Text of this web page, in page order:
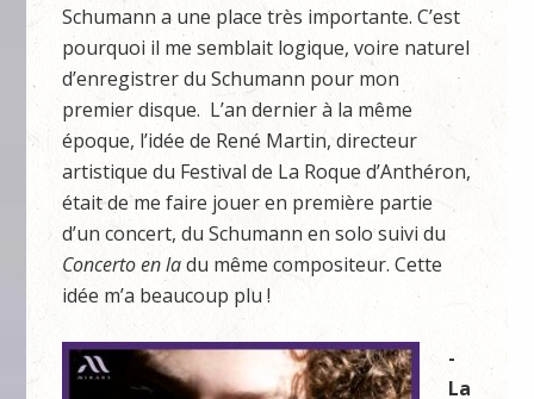
Schumann a une place très importante. C’est
pourquoi il me semblait logique, voire naturel
d’enregistrer du Schumann pour mon
premier disque. L’an dernier à la même
époque, l’idée de René Martin, directeur
artistique du Festival de La Roque d’Anthéron,
était de me faire jouer en première partie
d’un concert, du Schumann en solo suivi du
Concerto en ladu même compositeur. Cette
idée m’a beaucoup plu !
-
La